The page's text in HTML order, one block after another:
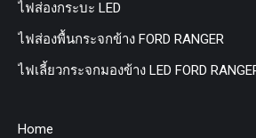
ไฟส่องกระบะ LED
ไฟส่องพื้นกระจกข้าง FORD RANGER
ไฟเลี้ยวกระจกมองข้าง LED FORD
Home